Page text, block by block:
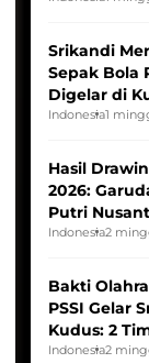
Srikandi
Sepak Bola
Digelar di
Indonesia1
Hasil
2026:
Putri
Indonesia2
Bakti
PSSI Gelar
Kudus: 2
Tim Asia
Indonesia2